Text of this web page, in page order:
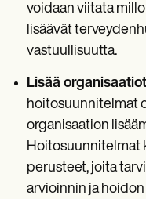
voidaan viitata
lisäävät
vastuullisuutta.
Lisää
hoitosuunnitelmat
organisaation
Hoitosuunnitelmat
perusteet, joita
arvioinnin ja